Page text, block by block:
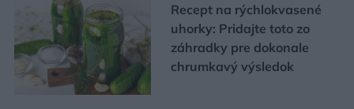
Recept na rýchlokvasené
uhorky: Pridajte toto zo
záhradky pre dokonale
chrumkavý výsledok